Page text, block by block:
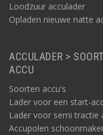
Loodzuur acculader
Opladen nieuwe natte
ACCULADER > SOORT
ACCU
Soorten accu's
Lader voor een start-
Lader voor semi tractie
Accupolen